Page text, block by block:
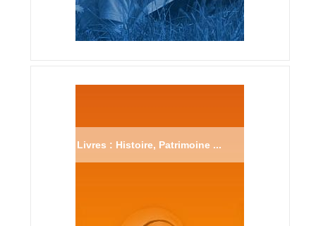
Livres : Histoire, Patrimoine ...